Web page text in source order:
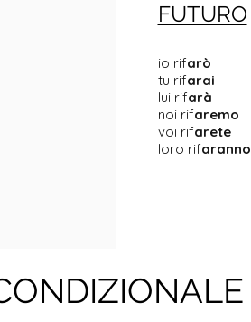
FUTURO
io rifarò
tu rifarai
lui rifarà
noi rifaremo
voi rifarete
loro rifaranno